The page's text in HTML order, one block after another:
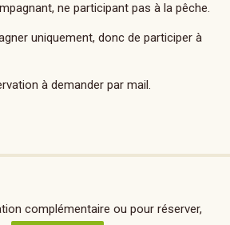
ne participant pas à la pêche.
uniquement, donc de participer à
à demander par mail.
complémentaire ou pour réserver,